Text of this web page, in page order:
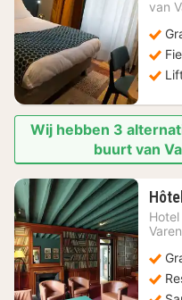
van
Wij hebben 3
buurt van
Hotel